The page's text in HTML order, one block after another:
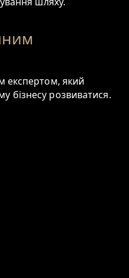
експертом, який
бізнесу розвиватися.